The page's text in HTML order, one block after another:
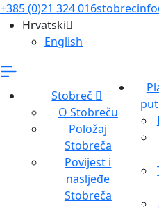
+385 (0)21 324 016
Hrvatski
English
Stobreč
O Stobreču
Položaj
Stobreča
Povijest i
nasljeđe
Stobreča